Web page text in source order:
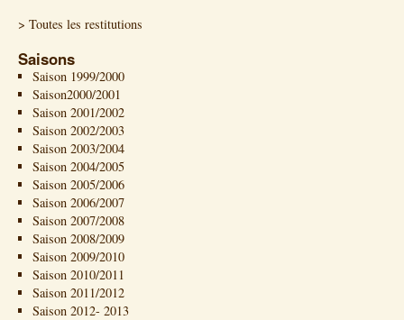
> Toutes les restitutions
Saisons
Saison 1999/2000
Saison2000/2001
Saison 2001/2002
Saison 2002/2003
Saison 2003/2004
Saison 2004/2005
Saison 2005/2006
Saison 2006/2007
Saison 2007/2008
Saison 2008/2009
Saison 2009/2010
Saison 2010/2011
Saison 2011/2012
Saison 2012- 2013